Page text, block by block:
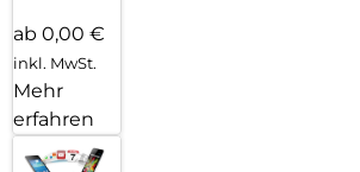
ab 0,00 €
inkl. MwSt.
Mehr
erfahren